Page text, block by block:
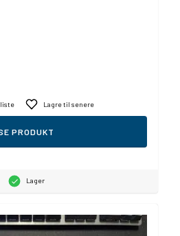
Lagre til senere
PRODUKT
Lager